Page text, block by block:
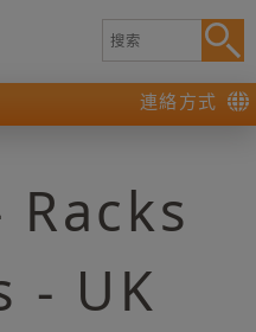
連絡方式
Racks
- UK